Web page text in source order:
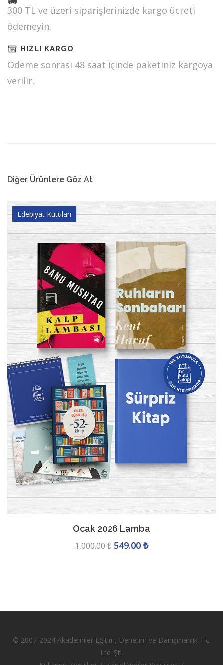
300 TL ve üzeri siparişlerinizde kargo ücreti
ödemeyin.
HIZLI KARGO
Ödeme sonrası 48 saat içinde paketiniz kargoya
verilir.
Diğer Ürünlere Göz At
Edebiyat Kutuları
Kasım 2025 Bellek
745.00 ₺ 449.00 ₺
© 2007-2024 Akademiler Eğitim, Denetim ve Danışmanlık Tic.
Ltd. Şti.